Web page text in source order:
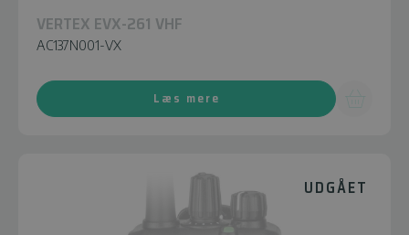
VERTEX EVX-261 VHF
AC137N001-VX
Læs mere
UDGÅET